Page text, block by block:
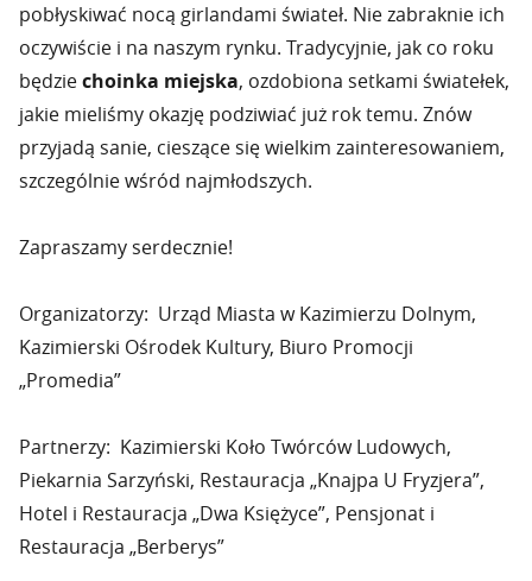
pobłyskiwać nocą girlandami świateł. Nie zabraknie ich
oczywiście i na naszym rynku. Tradycyjnie, jak co roku
będziechoinka miejska, ozdobiona setkami światełek,
jakie mieliśmy okazję podziwiać już rok temu. Znów
przyjadą sanie, cieszące się wielkim zainteresowaniem,
szczególnie wśród najmłodszych.
Zapraszamy serdecznie!
Organizatorzy: Urząd Miasta w Kazimierzu Dolnym,
Kazimierski Ośrodek Kultury, Biuro Promocji
„Promedia”
Partnerzy: Kazimierski Koło Twórców Ludowych,
Piekarnia Sarzyński, Restauracja „Knajpa U Fryzjera”,
Hotel i Restauracja „Dwa Księżyce”, Pensjonat i
Restauracja „Berberys”